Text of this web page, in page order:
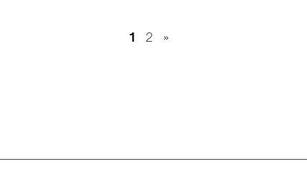
เทนต์บันเทิงแบบครบวงจร สร้างปรากฏการณ์ความฟินครั้ง
ใหญ่ กับการรวมตัวของเหล่านักแสดงวัยรุ่นสุดฮอตมาใช้ชีวิต
1 2 »